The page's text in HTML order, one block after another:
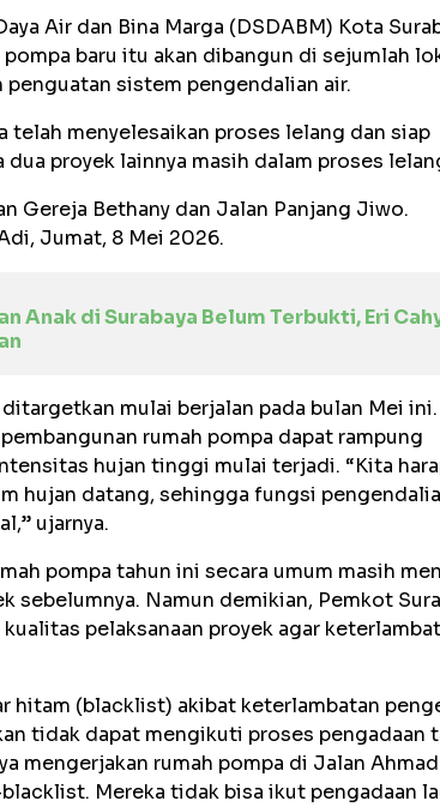
Air dan Bina Marga (DSDABM) Kota
baru itu akan dibangun di sejumlah
sistem pengendalian air.
telah menyelesaikan proses lelang dan siap
proyek lainnya masih dalam proses
Gereja Bethany dan Jalan Panjang Jiwo.
Jumat, 8 Mei 2026.
Anak di Surabaya Belum Terbukti, Eri
mulai berjalan pada bulan Mei ini.
rumah pompa dapat rampung
hujan tinggi mulai terjadi. “Kita
hujan datang, sehingga fungsi
ujarnya.
pompa tahun ini secara umum masih
sebelumnya. Namun demikian, Pemkot
pelaksanaan proyek agar
hitam (blacklist) akibat keterlambatan
tidak dapat mengikuti proses pengadaan
mengerjakan rumah pompa di Jalan Ahmad
Mereka tidak bisa ikut pengadaan